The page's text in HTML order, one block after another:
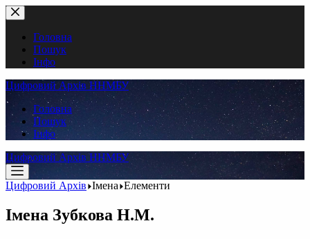
Перейти
до
вмістуГоловна
Пошук
Інфо
Цифровий Архів ННМБУ
Головна
Пошук
Інфо
Цифровий Архів ННМБУ
Цифровий Архів Імена Елементи
Імена Зубкова Н.М.